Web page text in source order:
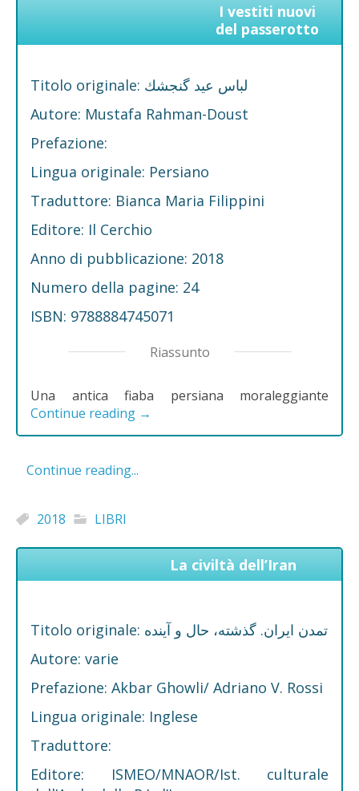
I vestiti nuovi
del passerotto
Titolo originale: لباس عید گنجشك
Autore: Mustafa Rahman-Doust
Prefazione:
Lingua originale: Persiano
Traduttore: Bianca Maria Filippini
Editore: Il Cerchio
Anno di pubblicazione: 2018
Numero della pagine: 24
ISBN: 9788884745071
Riassunto
Una antica fiaba persiana moraleggiante
Continue reading →
Continue reading...
2018 LIBRI
La civiltà dell’Iran
Titolo originale: تمدن ایران. گذشته، حال و آینده
Autore: varie
Prefazione: Akbar Ghowli/ Adriano V. Rossi
Lingua originale: Inglese
Traduttore:
Editore: ISMEO/MNAOR/Ist. culturale